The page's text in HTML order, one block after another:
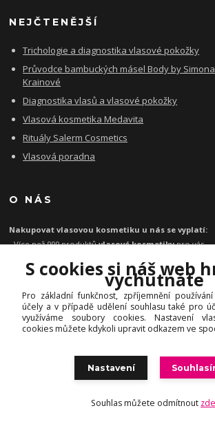
NEJČTENĚJŠÍ
Trichologie a diagnostika vlasové pokožky
Průvodce bambuckých másel Body by
Krainové
Diagnostika vlasů a vlasové pokožky
Vlasová kosmetika Medavita
Rituály Salerm Cosmetics
Vlasová poradna
O NÁS
Nakupovat vlasovou kosmetiku u nás se vyplatí:
- Více než 999 produktůvlasové kosmetikypro vás
- Garance originality profesionálnívlasové kosmetiky
- Při objednávce zboží nad 1199 Kč poštovné zdarma
Expresní doručeníkosmetiky na vlasy do 1 - 2 dnů
Profesionální vlasová poradna pro vás zdarma
© INHAIR.cz | Profesionální vlasová, pleťová a
S cookies si náš web
vychutnáte
Pro základní funkčnost, zpříjemnění
účely a v případě udělení souhlasu také pro
využíváme soubory cookies. Nastavení
cookies můžete kdykoli upravit odkazem ve
Nastavení
Souhlas můžete odmítnout zde